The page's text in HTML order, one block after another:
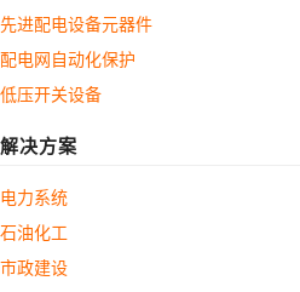
先进配电设备元器件
配电网自动化保护
低压开关设备
解决方案
电力系统
石油化工
市政建设